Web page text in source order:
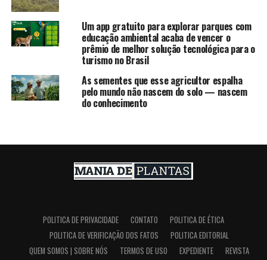
Um app gratuito para explorar parques com
educação ambiental acaba de vencer o
prêmio de melhor solução tecnológica para o
turismo no Brasil
As sementes que esse agricultor espalha
pelo mundo não nascem do solo — nascem
do conhecimento
POLITICA DE PRIVACIDADE CONTATO
POLITICA DE ÉTICA
POLITICA DE VERIFICAÇÃO DOS FATOS
POLITICA EDITORIAL
QUEM SOMOS | SOBRE NÓS
TERMOS DE USO EXPEDIENTE REVISTA